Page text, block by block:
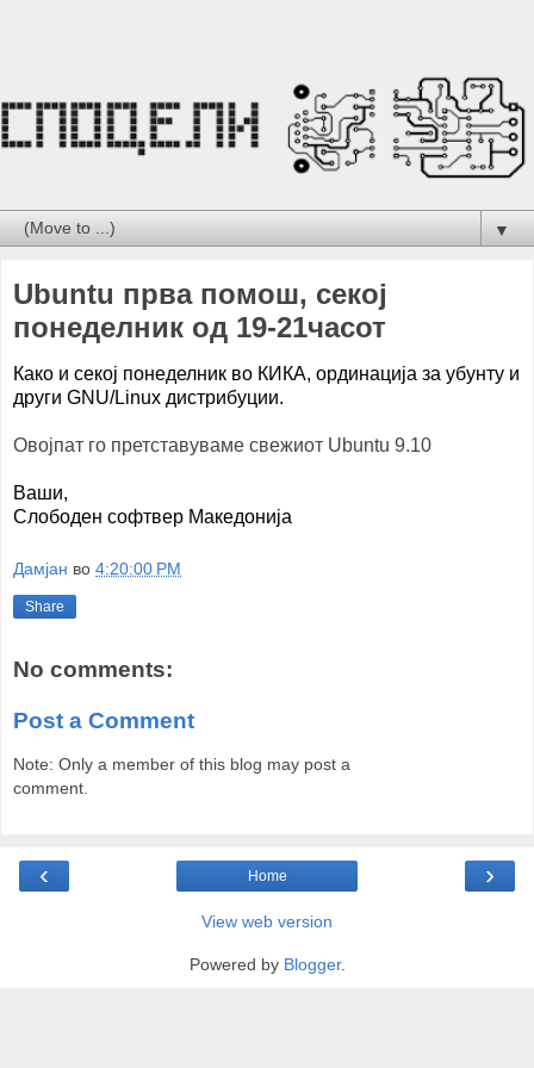
▼
Ubuntu прва помош, секој
понеделник од 19-21часот
Како и секој понеделник во КИКА, ординација за убунту и
други GNU/Linux дистрибуции.
Овојпат го претставуваме свежиот Ubuntu 9.10
Ваши,
Слободен софтвер Македонија
Дамјан во 4:20:00 PM
Share
No comments:
Post a Comment
Note: Only a member of this blog may post a
comment.
‹ ›
Home
View web version
Powered by Blogger.